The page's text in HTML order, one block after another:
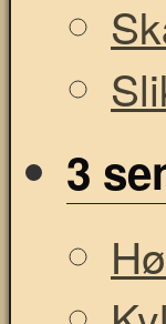
3